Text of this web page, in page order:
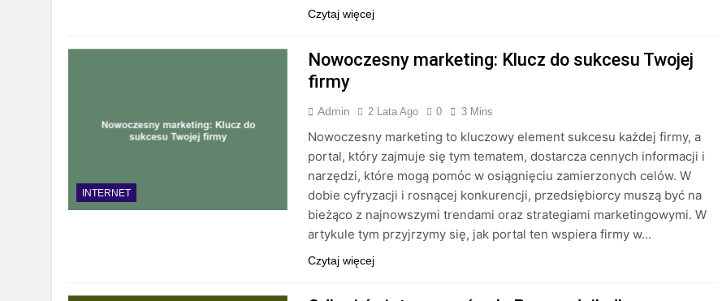
Czytaj więcej
INTERNET
Nowoczesny marketing: Klucz do sukcesu Twojej
firmy
Admin 2 Lata Ago 0 3 Mins
Nowoczesny marketing to kluczowy element sukcesu każdej firmy, a
portal, który zajmuje się tym tematem, dostarcza cennych informacji i
narzędzi, które mogą pomóc w osiągnięciu zamierzonych celów. W
dobie cyfryzacji i rosnącej konkurencji, przedsiębiorcy muszą być na
bieżąco z najnowszymi trendami oraz strategiami marketingowymi. W
artykule tym przyjrzymy się, jak portal ten wspiera firmy w…
Czytaj więcej